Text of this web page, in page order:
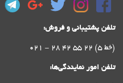
تلفن پشتیبانی و فروش:
021 - 28 42 55 22 (5 خط)
تلفن امور نمایندگی‌ها: